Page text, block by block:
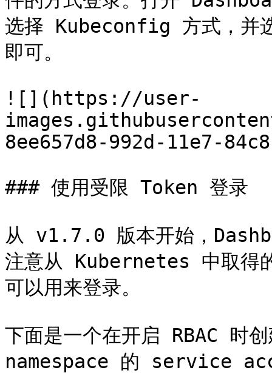
选择 Kubeconfig 方式，并
即可。
![](https://user-
8ee657d8-992d-11e7-
### 使用受限 Token 登录
从 v1.7.0 版本开始，
注意从 Kubernetes 中取得
可以用来登录。
下面是一个在开启 RBAC 时
namespace 的 service